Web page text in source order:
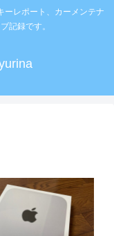
ーレポート、カーメンテナ
記録です。